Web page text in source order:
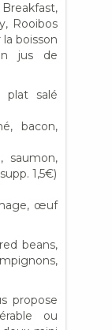
Rooibos
boisson
jus de
plat salé
bacon,
saumon,
1,5€)
œuf
beans,
propose
ou